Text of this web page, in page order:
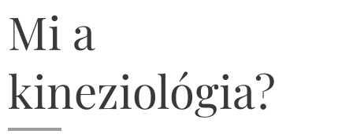
Mi a
kineziológia?